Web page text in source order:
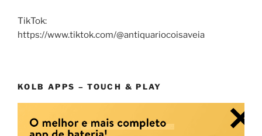
TikTok:
https://www.tiktok.com/@antiquariocoisaveia
KOLB APPS – TOUCH & PLAY